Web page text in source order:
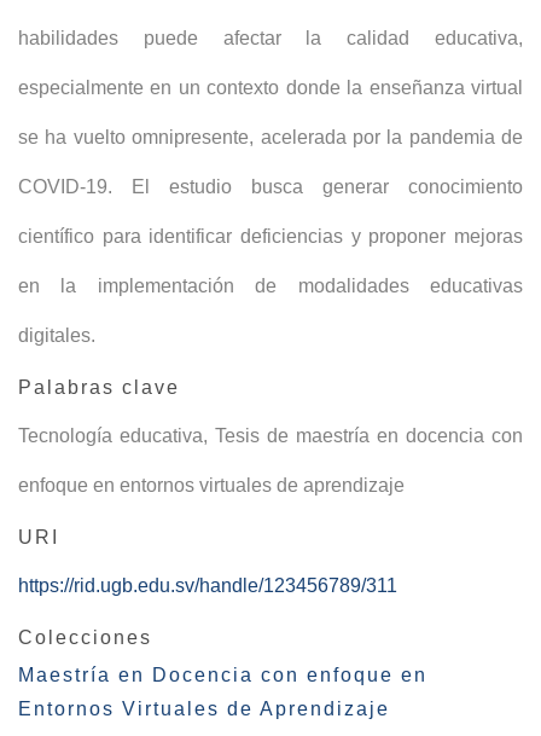
habilidades puede afectar la calidad educativa,
especialmente en un contexto donde la enseñanza virtual
se ha vuelto omnipresente, acelerada por la pandemia de
COVID-19. El estudio busca generar conocimiento
científico para identificar deficiencias y proponer mejoras
en la implementación de modalidades educativas
digitales.
Palabras clave
Tecnología educativa, Tesis de maestría en docencia con
enfoque en entornos virtuales de aprendizaje
URI
https://rid.ugb.edu.sv/handle/123456789/311
Colecciones
Maestría en Docencia con enfoque en
Entornos Virtuales de Aprendizaje